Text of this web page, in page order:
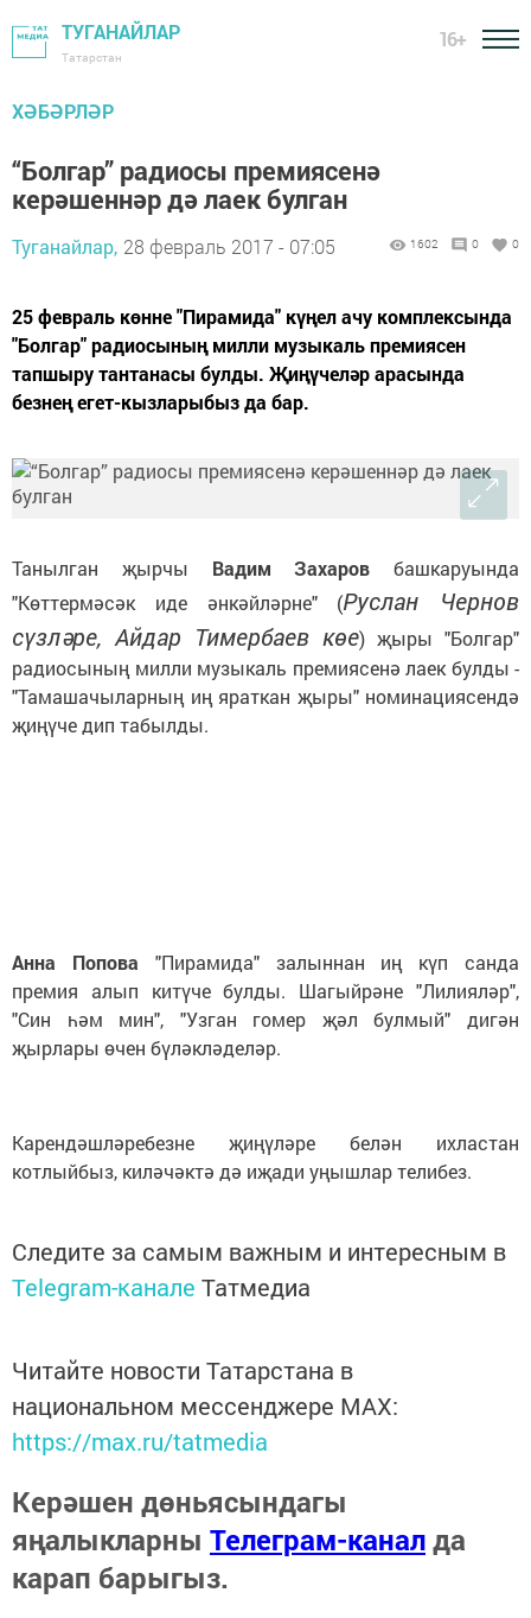
ТУГАНАЙЛАР
Татарстан
16+
ХӘБӘРЛӘР
“Болгар” радиосы премиясенә
керәшеннәр дә лаек булган
Туганайлар, 28 февраль 2017 - 07:05 1602 0 0
25 февраль көнне "Пирамида" күңел ачу комплексында
"Болгар" радиосының милли музыкаль премиясен
тапшыру тантанасы булды. Җиңүчеләр арасында
безнең егет-кызларыбыз да бар.
Танылган җырчы Вадим Захаров
башкаруында
"Көттермәсәк иде әнкәйләрне" (Руслан Чернов
сүзләре, Айдар Тимербаев көе) җыры "Болгар"
радиосының милли музыкаль премиясенә лаек булды -
"Тамашачыларның иң яраткан җыры" номинациясендә
җиңүче дип табылды.
Анна Попова "Пирамида" залыннан иң күп санда
премия алып китүче булды. Шагыйрәне "Лилияләр",
"Син һәм мин", "Узган гомер җәл булмый" дигән
җырлары өчен бүләкләделәр.
Карендәшләребезне җиңүләре белән
ихластан
котлыйбыз, киләчәктә дә иҗади уңышлар телибез.
Следите за самым важным и интересным в
Telegram-канале Татмедиа
Читайте новости Татарстана в
национальном мессенджере MАХ:
https://max.ru/tatmedia
Керәшен дөньясындагы
яңалыкларны Телеграм-каналда
карап барыгыз.